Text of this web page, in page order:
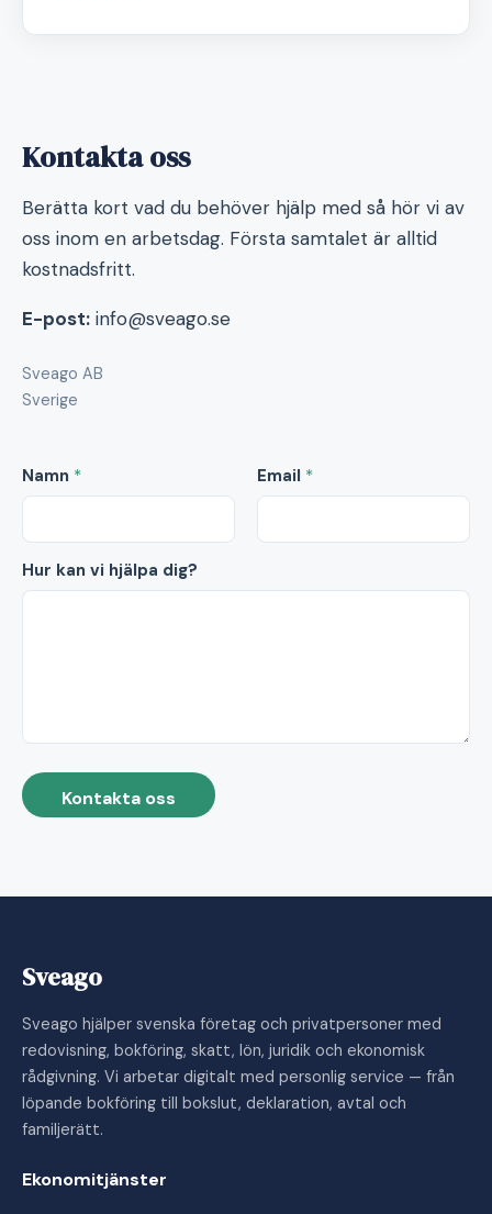
Kontakta oss
Berätta kort vad du behöver hjälp med så hör vi av
oss inom en arbetsdag. Första samtalet är alltid
kostnadsfritt.
E-post: info@sveago.se
Sveago AB
Sverige
Namn * Email *
Hur kan vi hjälpa dig?
Kontakta oss
Sveago
Sveago hjälper svenska företag och privatpersoner med
redovisning, bokföring, skatt, lön, juridik och ekonomisk
rådgivning. Vi arbetar digitalt med personlig service — från
löpande bokföring till bokslut, deklaration, avtal och
familjerätt.
Ekonomitjänster